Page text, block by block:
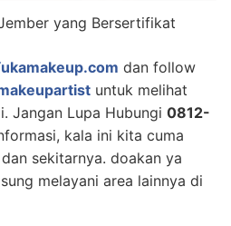
yang Bersertifikat
dan follow
untuk melihat
Jangan Lupa Hubungi 0812-
kala ini kita cuma
sekitarnya. doakan ya
melayani area lainnya di